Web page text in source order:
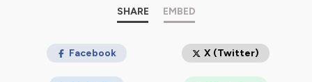
SHARE EMBED
Facebook X (Twitter)